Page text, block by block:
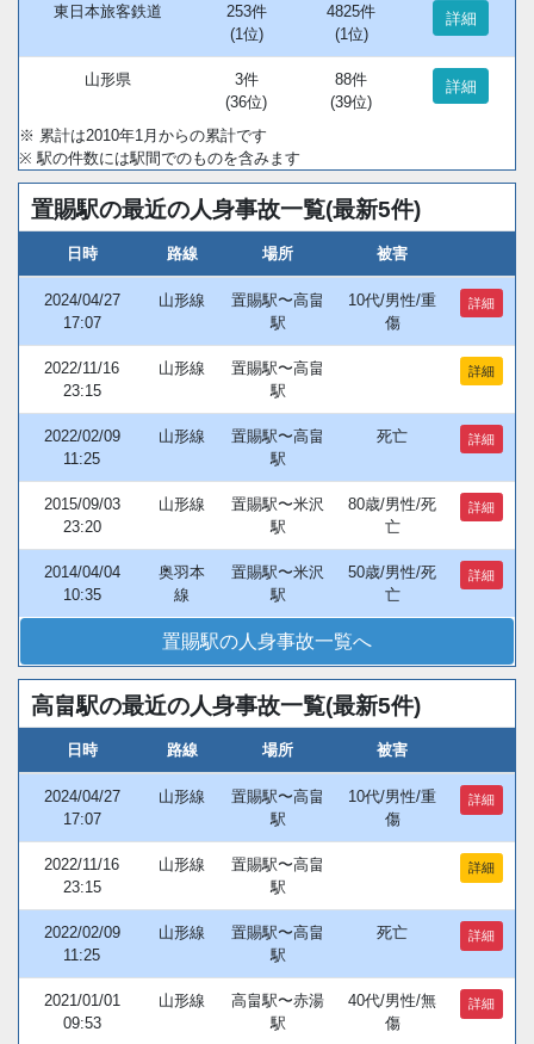
東日本旅客鉄道
253件
(1位)
4825件
(1位)
詳細
山形県
3件
(36位)
88件
(39位)
詳細
※ 累計は2010年1月からの累計です
※ 駅の件数には駅間でのものを含みます
置賜駅の最近の人身事故一覧(最新5件)
日時 路線 場所 被害
2024/04/27
17:07
山形線
置賜駅〜高畠
駅
10代/男性/重
傷
詳細
2022/11/16
23:15
山形線
置賜駅〜高畠
駅
詳細
2022/02/09
11:25
山形線
置賜駅〜高畠
駅
死亡 詳細
2015/09/03
23:20
山形線
置賜駅〜米沢
駅
80歳/男性/死
亡
詳細
2014/04/04
10:35
奥羽本
線
置賜駅〜米沢
駅
50歳/男性/死
亡
詳細
置賜駅の人身事故一覧へ
高畠駅の最近の人身事故一覧(最新5件)
日時 路線 場所 被害
2024/04/27
17:07
山形線
置賜駅〜高畠
駅
10代/男性/重
傷
詳細
2022/11/16
23:15
山形線
置賜駅〜高畠
駅
詳細
2022/02/09
11:25
山形線
置賜駅〜高畠
駅
死亡 詳細
2021/01/01
09:53
山形線
高畠駅〜赤湯
駅
40代/男性/無
傷
詳細